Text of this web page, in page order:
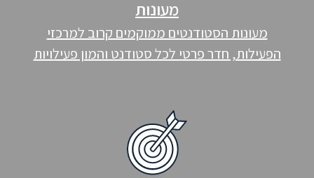
מעונות
מעונות הסטודנטים ממוקמים קרוב למרכזי
הפעילות, חדר פרטי לכל סטודנט והמון פעילויות